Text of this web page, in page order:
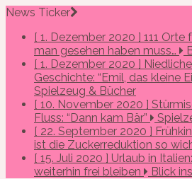
News Ticker
[ 1. Dezember 2020 ] 111 Orte
man gesehen haben muss…
[ 1. Dezember 2020 ]
Geschichte: “Emil, das kleine
Spielzeug & Bücher
[ 10. November 2020 ]
Fluss: “Dann kam Bär”
[ 22. September 2020 ]
ist die Zuckerreduktion so
[ 15. Juli 2020 ] Urlaub in
weiterhin frei bleiben
Blick